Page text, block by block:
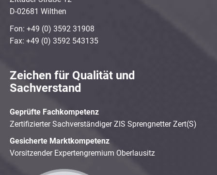
D-02681 Wilthen
Fon: +49 (0) 3592 31908
Fax: +49 (0) 3592 543135
Zeichen für Qualität und
Sachverstand
Geprüfte Fachkompetenz
Zertifizierter Sachverständiger ZIS Sprengnetter Zert(S)
Gesicherte Marktkompetenz
Vorsitzender Expertengremium Oberlausitz